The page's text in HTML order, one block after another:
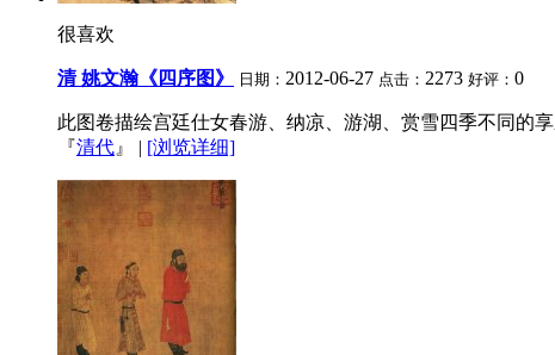
很喜欢
清 姚文瀚《四序图》 日期： 2012-06-27 点击： 2273 好评： 0
此图卷描绘宫廷仕女春游、纳凉、游湖、赏雪四季不同的
『清代 』 | [浏览详细]